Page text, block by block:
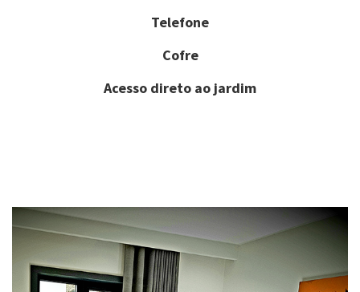
Telefone
Cofre
Acesso direto ao jardim